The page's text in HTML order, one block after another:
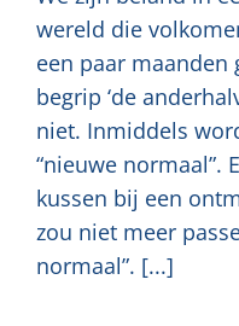
wereld die
een paar maanden
begrip ‘de
niet. Inmiddels
“nieuwe normaal”.
kussen bij een
zou niet meer
normaal”. [...]